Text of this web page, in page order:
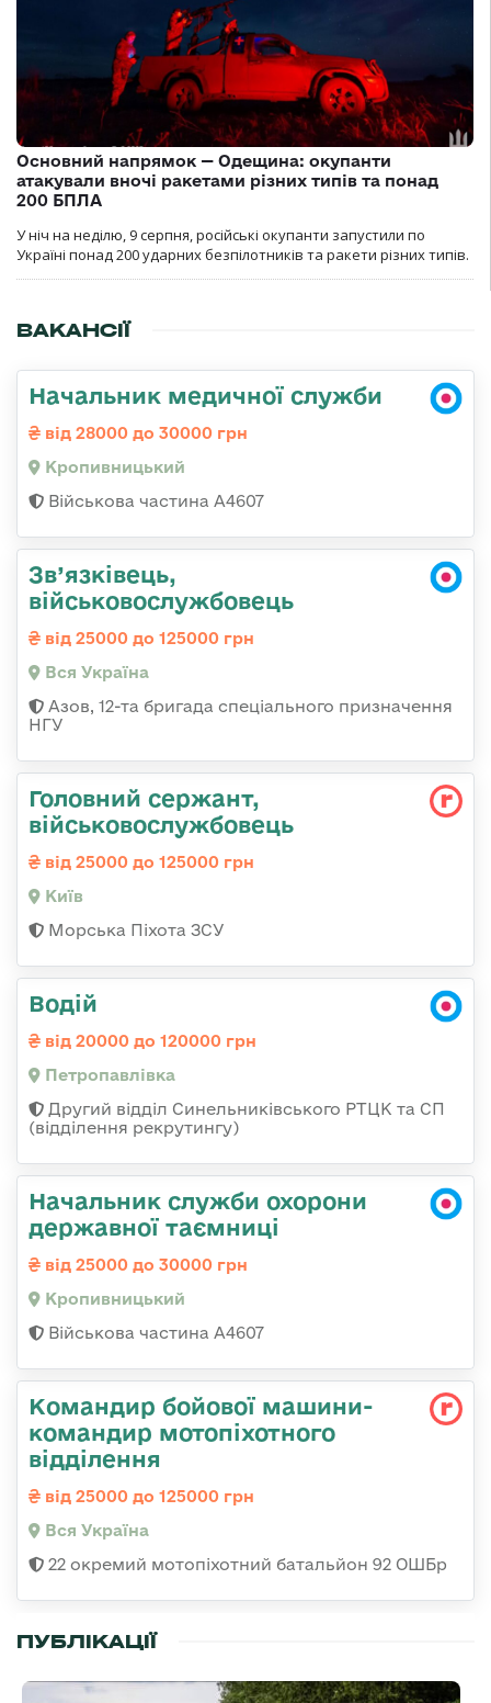
Основний напрямок — Одещина: окупанти
атакували вночі ракетами різних типів та понад
200 БПЛА
У ніч на неділю, 9 серпня, російські окупанти запустили по
Україні понад 200 ударних безпілотників та ракети різних типів.
ВАКАНСІЇ
Начальник медичної служби
від 28000 до 30000 грн
Кропивницький
Військова частина А4607
Зв’язківець,
військовослужбовець
від 25000 до 125000 грн
Вся Україна
Азов, 12-та бригада спеціального призначення
НГУ
Головний сержант,
військовослужбовець
від 25000 до 125000 грн
Київ
Морська Піхота ЗСУ
Водій
від 20000 до 120000 грн
Петропавлівка
Другий відділ Синельниківського РТЦК та СП
(відділення рекрутингу)
Начальник служби охорони
державної таємниці
від 25000 до 30000 грн
Кропивницький
Військова частина А4607
Командир бойової машини-
командир мотопіхотного
відділення
від 25000 до 125000 грн
Вся Україна
22 окремий мотопіхотний батальйон 92 ОШБр
ПУБЛІКАЦІЇ